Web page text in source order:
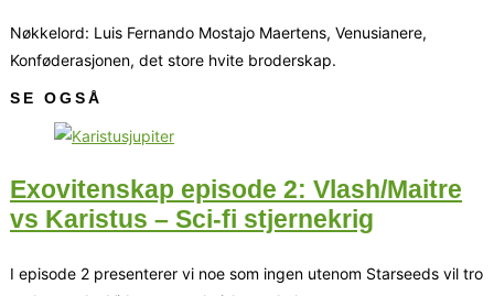
Nøkkelord: Luis Fernando Mostajo Maertens, Venusianere,
Konføderasjonen, det store hvite broderskap.
SE OGSÅ
Exovitenskap episode 2: Vlash/Maitre
vs Karistus – Sci-fi stjernekrig
I episode 2 presenterer vi noe som ingen utenom Starseeds vil tro